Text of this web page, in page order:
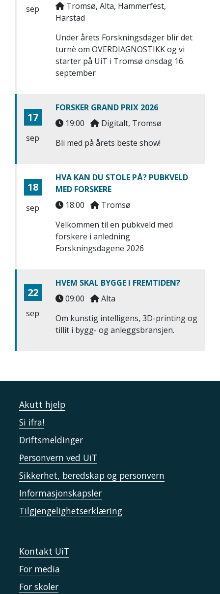
sep
Tromsø, Alta, Hammerfest,
Harstad
Under årets Forskningsdager blir det
turnè om OVERDIAGNOSTIKK og vi
starter på UiT i Tromsø onsdag 16.
september
17
sep
FORSKER GRAND PRIX 2026
19:00
Digitalt, Tromsø
Bli med på årets beste show!
18
sep
HVA KAN DU STOLE PÅ? PUBKVELD
MED FORSKERE
18:00
Tromsø
Velkommen til en pubkveld med
forskere i anledning
Forskningsdagene 2026
22
sep
HVEM SKAL BYGGE I FREMTIDEN?
09:00
Alta
Om kunstig intelligens, 3D-printing og
tillit i bygg- og anleggsbransjen.
Akutt hjelp
Si ifra!
Driftsmeldinger
Personvern ved UiT
Sikkerhet, beredskap og personvern
Informasjonskapsler
Tilgjengelighetserklæring
Kontakt UiT
For media
For skoler